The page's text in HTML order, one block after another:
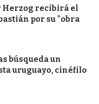
Herzog recibirá el
por su "obra
búsqueda un
uruguayo, cinéfilo